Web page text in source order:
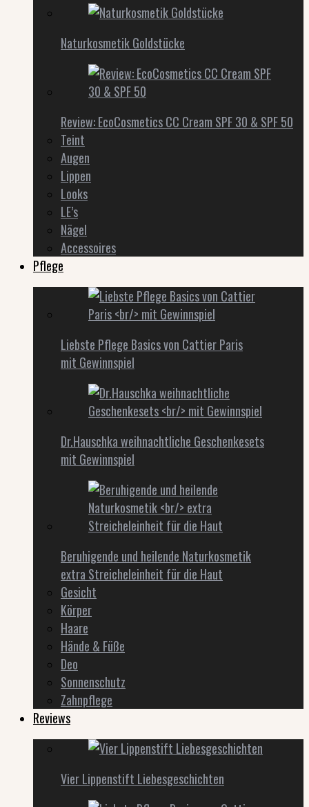
Naturkosmetik Goldstücke
Review: EcoCosmetics CC Cream SPF 30 & SPF 50
Teint
Augen
Lippen
Looks
LE’s
Nägel
Accessoires
Pflege
Liebste Pflege Basics von Cattier Paris
mit Gewinnspiel
Dr.Hauschka weihnachtliche Geschenkesets
mit Gewinnspiel
Beruhigende und heilende Naturkosmetik
extra Streicheleinheit für die Haut
Gesicht
Körper
Haare
Hände & Füße
Deo
Sonnenschutz
Zahnpflege
Reviews
Vier Lippenstift Liebesgeschichten